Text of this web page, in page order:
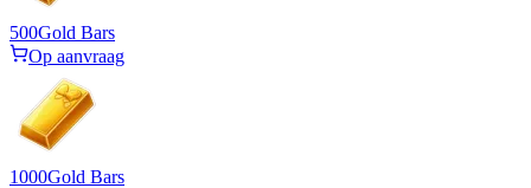
500Gold Bars
Op aanvraag
1000Gold Bars